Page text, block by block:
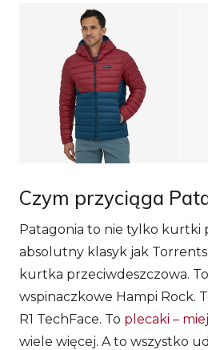
Czym przyciąga
Patagonia to nie tylko kurtki
absolutny klasyk jak
kurtka przeciwdeszczowa.
wspinaczkowe Hampi Rock.
R1 TechFace. To plecaki –
wiele więcej. A to wszystko